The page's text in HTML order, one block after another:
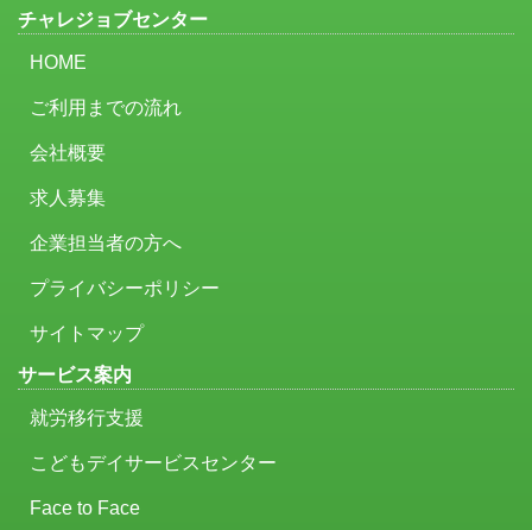
チャレジョブセンター
HOME
ご利用までの流れ
会社概要
求人募集
企業担当者の方へ
プライバシーポリシー
サイトマップ
サービス案内
就労移行支援
こどもデイサービスセンター
Face to Face